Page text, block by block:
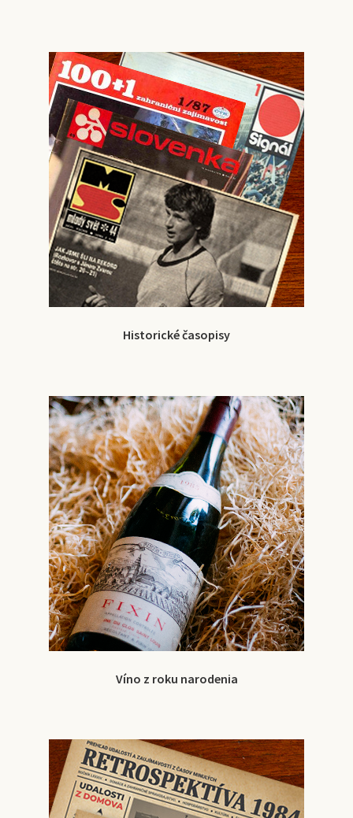
Historické časopisy
Víno z roku narodenia